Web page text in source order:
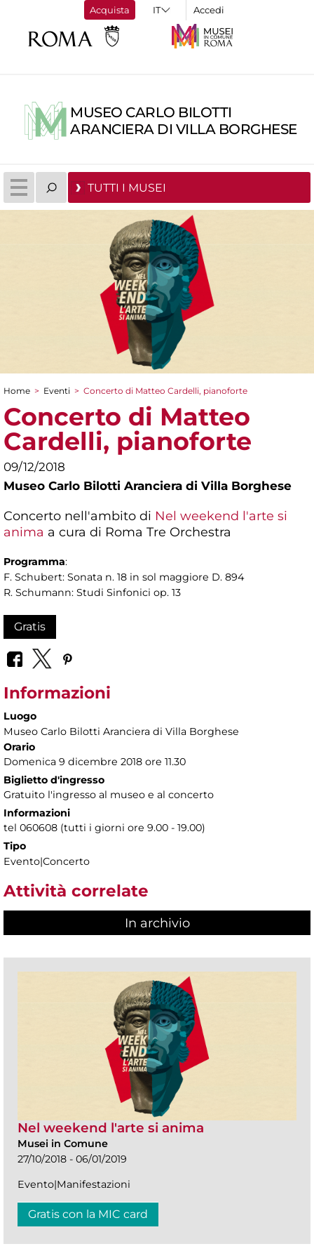
Acquista Accedi
MUSEO CARLO BILOTTI
ARANCIERA DI VILLA BORGHESE
TUTTI I MUSEI
Tu sei qui
Home > Eventi > Concerto di Matteo Cardelli, pianoforte
Concerto di Matteo
Cardelli, pianoforte
09/12/2018
Museo Carlo Bilotti Aranciera di Villa Borghese
Concerto nell'ambito di Nel weekend l'arte si
anima a cura di Roma Tre Orchestra
Programma:
F. Schubert: Sonata n. 18 in sol maggiore D. 894
R. Schumann: Studi Sinfonici op. 13
Gratis
Informazioni
Luogo
Museo Carlo Bilotti Aranciera di Villa Borghese
Orario
Domenica 9 dicembre 2018 ore 11.30
Biglietto d'ingresso
Gratuito l'ingresso al museo e al concerto
Informazioni
tel 060608 (tutti i giorni ore 9.00 - 19.00)
Tipo
Evento|Concerto
Attività correlate
In archivio
Nel weekend l'arte si anima
Musei in Comune
27/10/2018 - 06/01/2019
Evento|Manifestazioni
Gratis con la MIC card